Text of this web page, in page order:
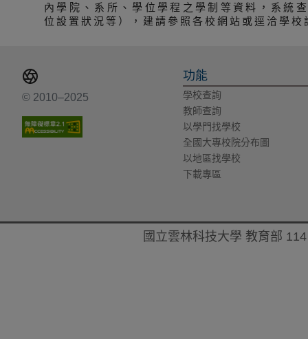
內學院、系所、學位學程之學制等資料，系統
位設置狀況等），建請參照各校網站或逕洽學校
© 2010–2025
功能
學校查詢
教師查詢
以學門找學校
全國大專校院分布圖
以地區找學校
下載專區
國立雲林科技大學 教育部